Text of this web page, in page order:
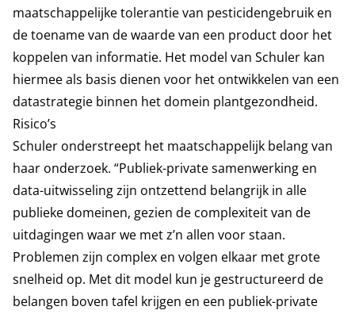
maatschappelijke tolerantie van pesticidengebruik en
de toename van de waarde van een product door het
koppelen van informatie. Het model van Schuler kan
hiermee als basis dienen voor het ontwikkelen van een
datastrategie binnen het domein plantgezondheid.
Risico’s
Schuler onderstreept het maatschappelijk belang van
haar onderzoek. “Publiek-private samenwerking en
data-uitwisseling zijn ontzettend belangrijk in alle
publieke domeinen, gezien de complexiteit van de
uitdagingen waar we met z’n allen voor staan.
Problemen zijn complex en volgen elkaar met grote
snelheid op. Met dit model kun je gestructureerd de
belangen boven tafel krijgen en een publiek-private